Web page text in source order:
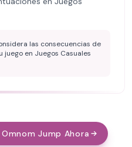
las consecuencias de
en Juegos Casuales
Jump Ahora